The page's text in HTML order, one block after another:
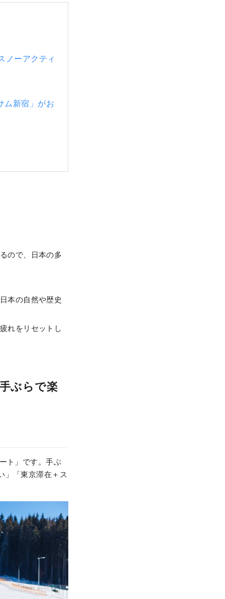
ノーアクティ
ム新宿」がお
ので、日本の多
本の自然や歴史
れをリセットし
ぶらで楽
ト」です。手ぶ
」「東京滞在＋ス